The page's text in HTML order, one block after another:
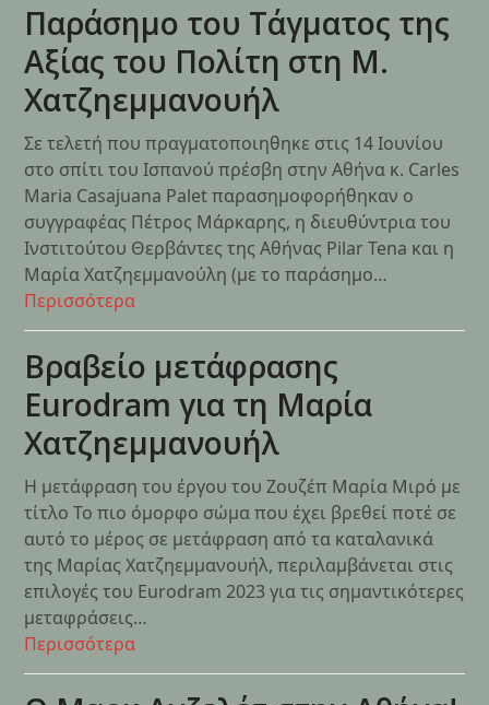
Παράσημο του Τάγματος της
Αξίας του Πολίτη στη Μ.
Χατζηεμμανουήλ
Σε τελετή που πραγματοποιηθηκε στις 14 Ιουνίου
στο σπίτι του Ισπανού πρέσβη στην Αθήνα κ. Carles
Maria Casajuana Palet παρασημοφορήθηκαν ο
συγγραφέας Πέτρος Μάρκαρης, η διευθύντρια του
Ινστιτούτου Θερβάντες της Αθήνας Pilar Tena και η
Μαρία Χατζηεμμανούλη (με το παράσημο…
Περισσότερα
Βραβείο μετάφρασης
Eurodram για τη Μαρία
Χατζηεμμανουήλ
Η μετάφραση του έργου του Ζουζέπ Μαρία Μιρό με
τίτλο Το πιο όμορφο σώμα που έχει βρεθεί ποτέ σε
αυτό το μέρος σε μετάφραση από τα καταλανικά
της Μαρίας Χατζηεμμανουήλ, περιλαμβάνεται στις
επιλογές του Eurodram 2023 για τις σημαντικότερες
μεταφράσεις…
Περισσότερα